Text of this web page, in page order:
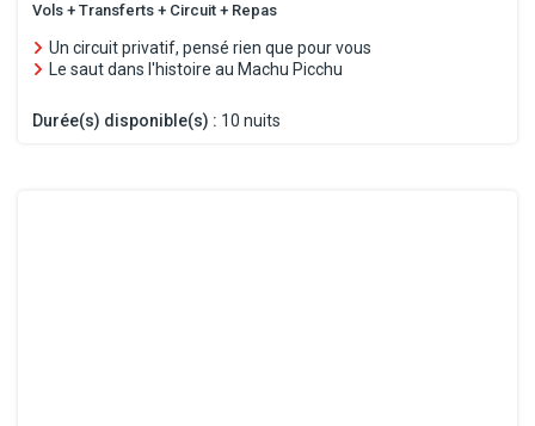
Vols + Transferts + Circuit + Repas
Un circuit privatif, pensé rien que pour vous
Le saut dans l'histoire au Machu Picchu
Durée(s) disponible(s) : 10 nuits